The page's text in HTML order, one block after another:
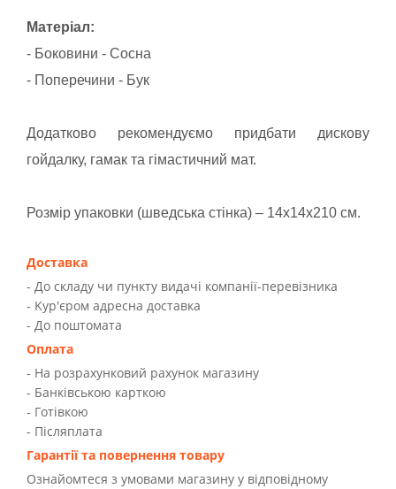
Матеріал:
- Боковини - Сосна
- Поперечини - Бук
Додатково рекомендуємо придбати дискову
гойдалку, гамак та гімастичний мат.
Розмір упаковки (шведська стінка) – 14х14х210 см.
Доставка
- До складу чи пункту видачі компанії-перевізника
- Kур'єром адресна доставка
- До поштомата
Оплата
- На розрахунковий рахунок магазину
- Банківською карткою
- Готівкою
- Післяплата
Гарантії та повернення товару
Ознайомтеся з умовами магазину у відповідному